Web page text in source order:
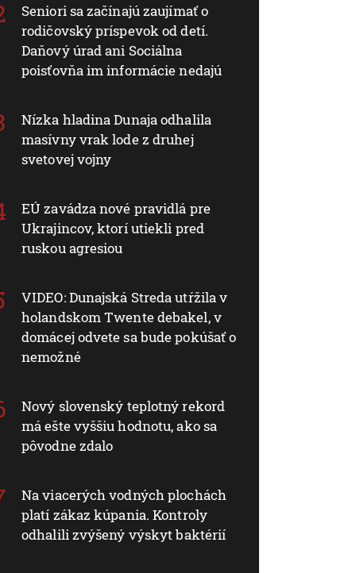
Seniori sa začínajú zaujímať o
rodičovský príspevok od detí.
Daňový úrad ani Sociálna
poisťovňa im informácie nedajú
Nízka hladina Dunaja odhalila
masívny vrak lode z druhej
svetovej vojny
EÚ zavádza nové pravidlá pre
Ukrajincov, ktorí utiekli pred
ruskou agresiou
VIDEO: Dunajská Streda utŕžila v
holandskom Twente debakel, v
domácej odvete sa bude pokúšať o
nemožné
Nový slovenský teplotný rekord
má ešte vyššiu hodnotu, ako sa
pôvodne zdalo
Na viacerých vodných plochách
platí zákaz kúpania. Kontroly
odhalili zvýšený výskyt baktérií